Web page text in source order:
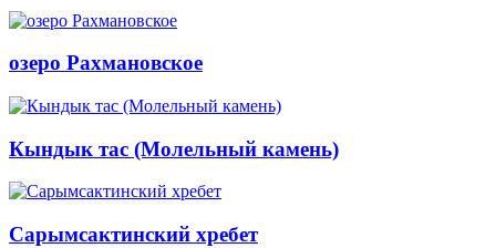
озеро Рахмановское
Кындык тас (Молельный камень)
Сарымсактинский хребет